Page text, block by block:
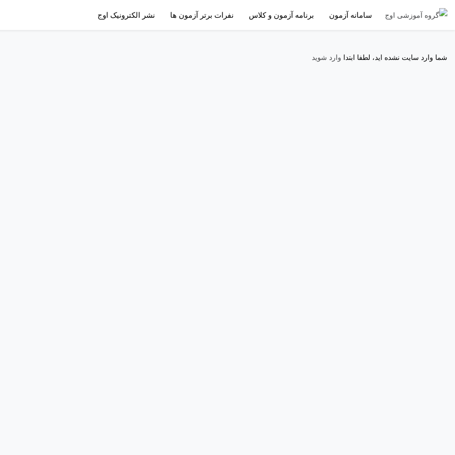
سامانه آزمون برنامه آزمون و کلاس نفرات برتر آزمون ها نشر الکترونیک اوج
شما وارد سایت نشده اید، لطفا ابتدا وارد شوید